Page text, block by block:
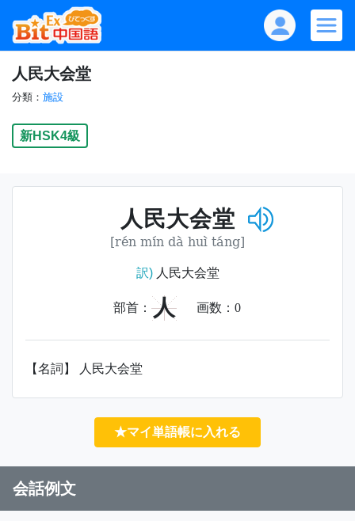
人民大会堂
分類： 施設
新HSK4級
人民大会堂
[rén mín dà huì táng]
訳)人民大会堂
部首： 人 画数： 0
【名詞】 人民大会堂
★マイ単語帳に入れる
会話例文